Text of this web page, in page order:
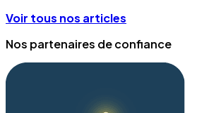
Voir tous nos articles
Nos partenaires de confiance